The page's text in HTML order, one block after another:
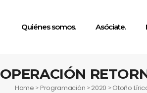
Quiénes somos. Asóciate.
OPERACIÓN
Home >Programación >2020 >Otoño